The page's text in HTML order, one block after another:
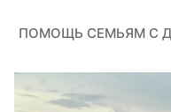
ПОМОЩЬ СЕМЬЯМ С